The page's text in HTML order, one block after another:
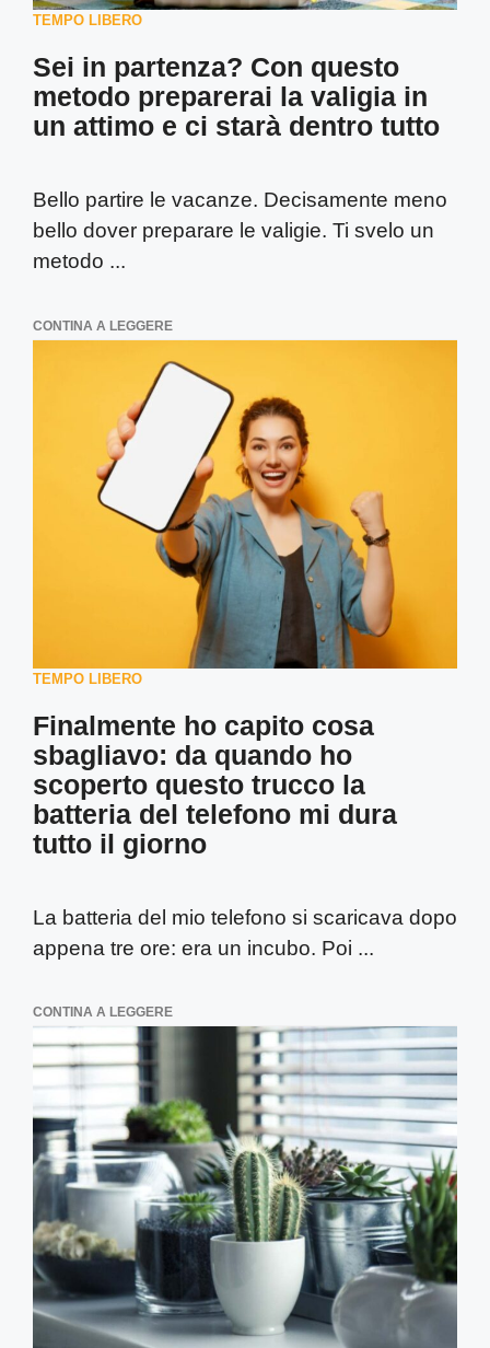
TEMPO LIBERO
Sei in partenza? Con questo
metodo preparerai la valigia in
un attimo e ci starà dentro tutto
Bello partire le vacanze. Decisamente meno
bello dover preparare le valigie. Ti svelo un
metodo ...
CONTINA A LEGGERE
TEMPO LIBERO
Finalmente ho capito cosa
sbagliavo: da quando ho
scoperto questo trucco la
batteria del telefono mi dura
tutto il giorno
La batteria del mio telefono si scaricava dopo
appena tre ore: era un incubo. Poi ...
CONTINA A LEGGERE